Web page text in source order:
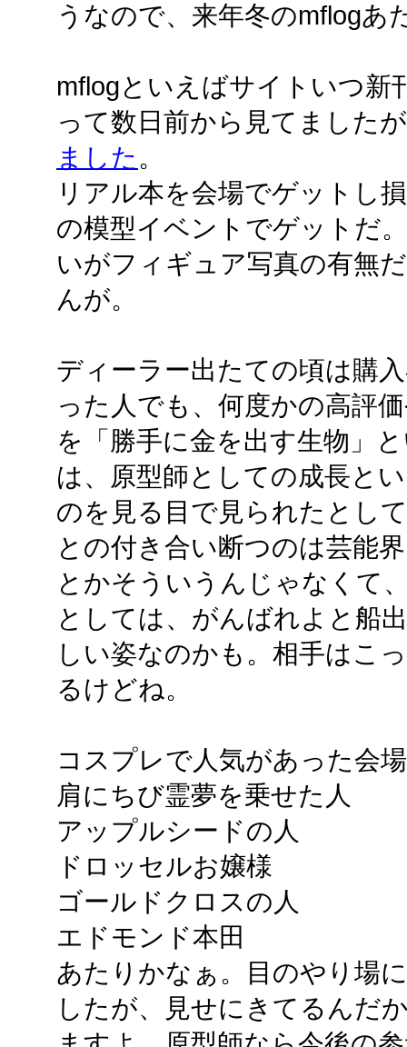
うなので、来年冬のmflogあ
mflogといえばサイトいつ新
って数日前から見てました
ました 。
リアル本を会場でゲットし
の模型イベントでゲットだ
いがフィギュア写真の有無
んが。
ディーラー出たての頃は購
った人でも、何度かの高評
を「勝手に金を出す生物」
は、原型師としての成長と
のを見る目で見られたとし
との付き合い断つのは芸能
とかそういうんじゃなくて
としては、がんばれよと船
しい姿なのかも。相手はこ
るけどね。
コスプレで人気があった会
肩にちび霊夢を乗せた人
アップルシードの人
ドロッセルお嬢様
ゴールドクロスの人
エドモンド本田
あたりかなぁ。目のやり場
したが、見せにきてるんだ